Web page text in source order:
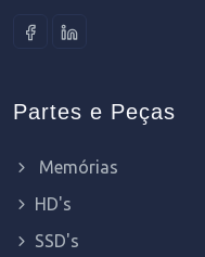
Partes e Peças
Memórias
HD's
SSD's